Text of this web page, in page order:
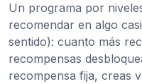
Un programa por
recomendar en algo
sentido): cuanto más
recompensas
recompensa fija, creas